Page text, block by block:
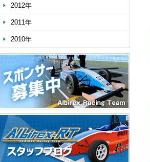
2012年
2011年
2010年